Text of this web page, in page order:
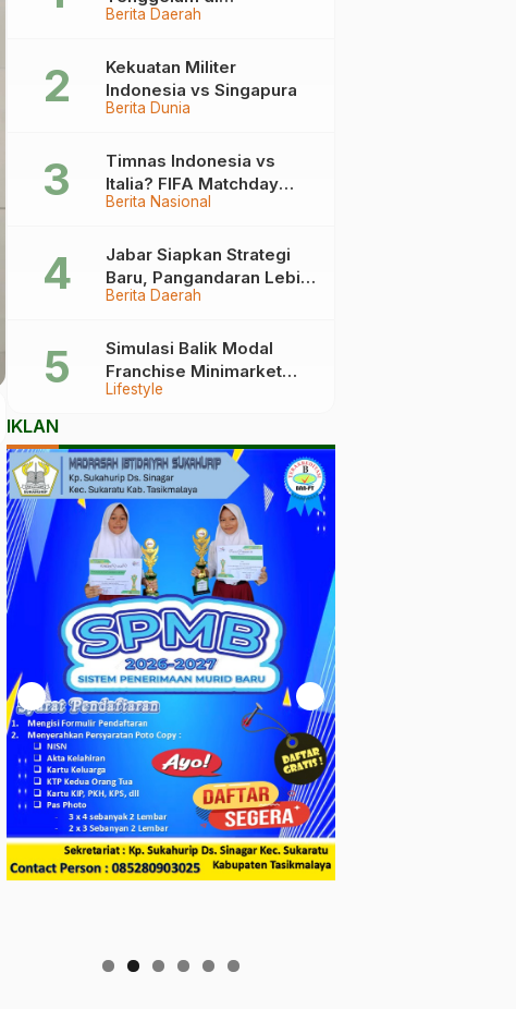
Berita Daerah
Pangandaran Berakhir
Berita Dunia
Kekuatan Militer
Indonesia vs Singapura
Berita Nasional
Timnas Indonesia vs
Italia? FIFA Matchday
2026 Jadi Laga Terbesar
Berita Daerah
Jabar Siapkan Strategi
Baru, Pangandaran Lebih
Mudah Dijangkau
Lifestyle
Simulasi Balik Modal
Franchise Minimarket
2026
IKLAN